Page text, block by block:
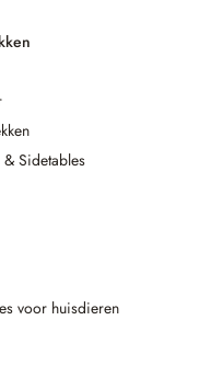
Sidetables
voor huisdieren